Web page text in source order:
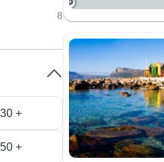
8
30 +
50 +